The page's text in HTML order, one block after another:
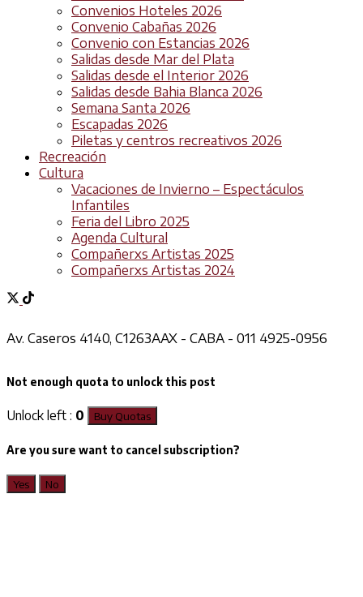
Convenios Hoteles 2026
Convenio Cabañas 2026
Convenio con Estancias 2026
Salidas desde Mar del Plata
Salidas desde el Interior 2026
Salidas desde Bahia Blanca 2026
Semana Santa 2026
Escapadas 2026
Piletas y centros recreativos 2026
Recreación
Cultura
Vacaciones de Invierno – Espectáculos
Infantiles
Feria del Libro 2025
Agenda Cultural
Compañerxs Artistas 2025
Compañerxs Artistas 2024
Av. Caseros 4140, C1263AAX - CABA - 011 4925-0956
Not enough quota to unlock this post
Unlock left : 0 Buy Quotas
Are you sure want to cancel subscription?
Yes No